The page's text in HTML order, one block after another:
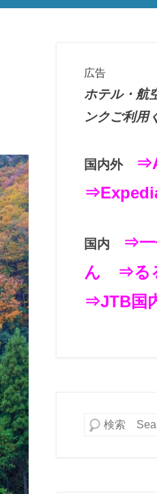
広告
ホテル・航
ンクご利用
国内外
国内 ⇒
ん
⇒る
⇒JTB国
検索